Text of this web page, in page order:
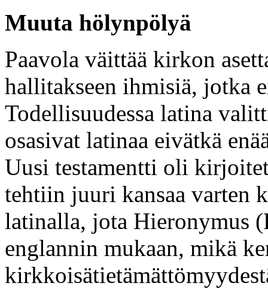
Muuta hölynpölyä
Paavola väittää kirkon
hallitakseen ihmisiä, jotka
Todellisuudessa latina
osasivat latinaa eivätkä
Uusi testamentti oli
tehtiin juuri kansaa varten
latinalla, jota Hieronymus
englannin mukaan, mikä